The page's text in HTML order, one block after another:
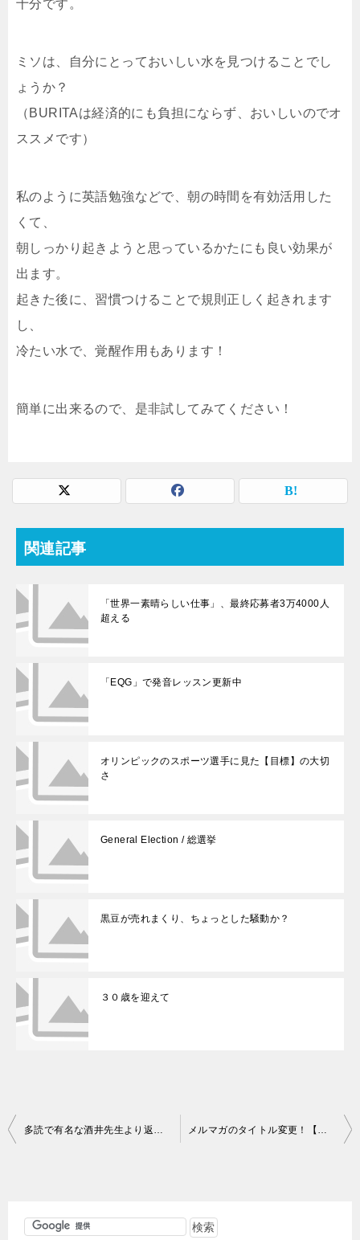
十分です。
ミソは、自分にとっておいしい水を見つけることでし
ょうか？
（BURITAは経済的にも負担にならず、おいしいのでオ
ススメです）
私のように英語勉強などで、朝の時間を有効活用した
くて、
朝しっかり起きようと思っているかたにも良い効果が
出ます。
起きた後に、習慣つけることで規則正しく起きれます
し、
冷たい水で、覚醒作用もあります！
簡単に出来るので、是非試してみてください！
関連記事
「世界一素晴らしい仕事」、最終応募者3万4000人
超える
「EQG」で発音レッスン更新中
オリンピックのスポーツ選手に見た【目標】の大切
さ
General Election / 総選挙
黒豆が売れまくり、ちょっとした騒動か？
３０歳を迎えて
投